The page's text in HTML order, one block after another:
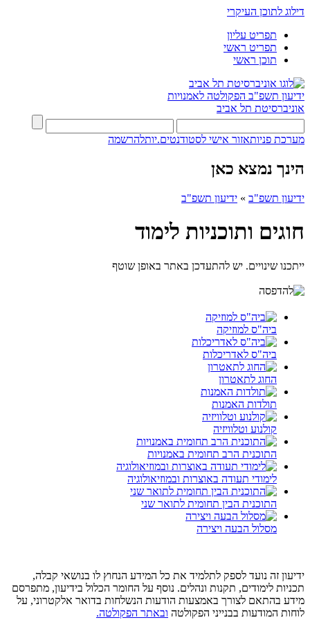
דילוג לתוכן העיקרי
תפריט עליון
תפריט ראשי
תוכן ראשי
ידיעון תשפ"ב הפקולטה לאמנויות
אוניברסיטת תל אביב
מערכת פניותאזור אישי לסטודנטים.יותלהרשמה
הינך נמצא כאן
ידיעון תשפ"ב » ידיעון תשפ"ב
חוגים ותוכניות לימוד
ייתכנו שינויים. יש להתעדכן באתר באופן שוטף
ביה"ס למוזיקה
ביה"ס לאדריכלות
החוג לתאטרון
תולדות האמנות
קולנוע וטלוויזיה
התוכנית הרב תחומית באמנויות
לימודי תעודה באוצרות ובמוזיאולוגיה
התוכנית הבין תחומית לתואר שני
מסלול הבעה ויצירה
ידיעון זה נועד לספק לתלמיד את כל המידע הנחוץ לו בנושאי קבלה,
תכניות לימודים, תקנות ונהלים. נוסף על החומר הכלול בידיעון, מתפרסם
מידע בהתאם לצורך באמצעות הודעות הנשלחות בדואר אלקטרוני, על
לוחות המודעות בבנייני הפקולטה ובאתר הפקולטה.